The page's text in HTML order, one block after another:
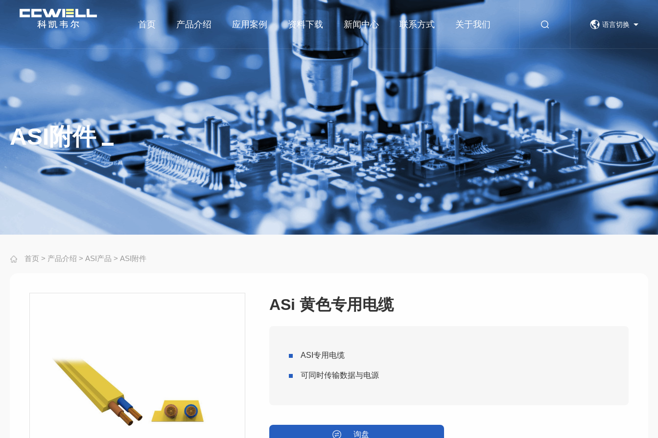
首页 产品介绍 应用案例 资料下载 新闻中心 联系方式 关于我们 语言切换
ASI附件
首页 > 产品介绍 > ASI产品 > ASI附件
ASi 黄色专用电缆
ASI专用电缆
可同时传输数据与电源
询盘